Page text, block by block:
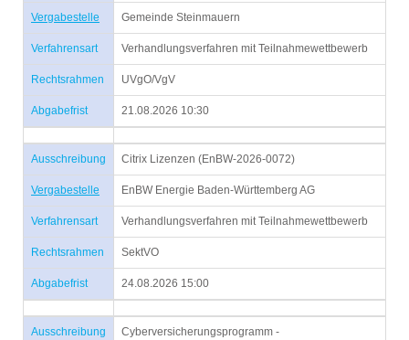
Vergabestelle Gemeinde Steinmauern
Verfahrensart Verhandlungsverfahren mit Teilnahmewettbewerb
Rechtsrahmen UVgO/VgV
Abgabefrist 21.08.2026 10:30
Ausschreibung Citrix Lizenzen (EnBW-2026-0072)
Vergabestelle EnBW Energie Baden-Württemberg AG
Verfahrensart Verhandlungsverfahren mit Teilnahmewettbewerb
Rechtsrahmen SektVO
Abgabefrist 24.08.2026 15:00
Ausschreibung
Cyberversicherungsprogramm -